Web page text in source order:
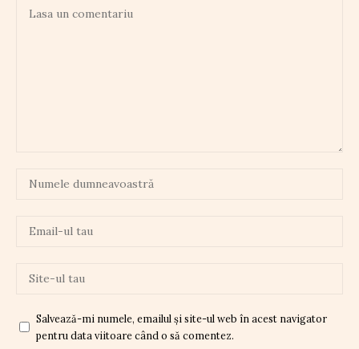
Salvează-mi numele, emailul și site-ul web în acest navigator
pentru data viitoare când o să comentez.